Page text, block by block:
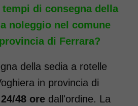
a rotelle seduta
obese,
160 kg.
di consegna della
noleggio nel comune
di Ferrara?
della sedia a rotelle
in provincia di
24/48 ore dall'ordine. La